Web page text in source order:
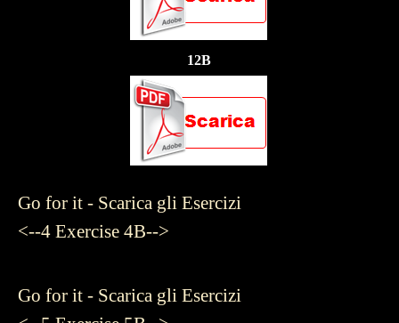
12B
Go for it - Scarica gli Esercizi
<--4 Exercise 4B-->
Go for it - Scarica gli Esercizi